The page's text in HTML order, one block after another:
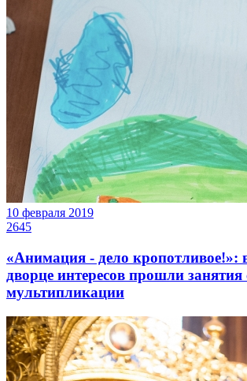
10 февраля 2019
2645
«Анимация - дело кропотливое!»:
дворце интересов прошли занятия
мультипликации